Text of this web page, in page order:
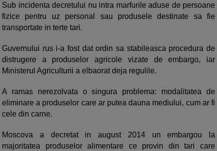
Sub incidenta decretului nu intra marfurile aduse de persoane
fizice pentru uz personal sau produsele destinate sa fie
transportate in terte tari.
Guvernului rus i-a fost dat ordin sa stabileasca procedura de
distrugere a produselor agricole vizate de embargo, iar
Ministerul Agriculturii a elbaorat deja regulile.
A ramas nerezolvata o singura problema: modalitatea de
eliminare a produselor care ar putea dauna mediului, cum ar fi
cele din carne.
Moscova a decretat in august 2014 un embargou la
majoritatea produselor alimentare ce provin din tari care